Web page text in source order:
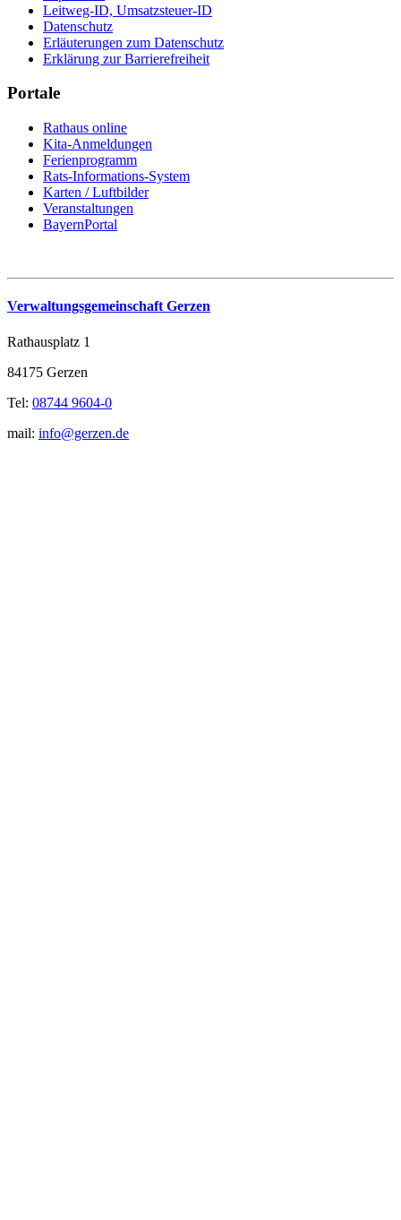
Leitweg-ID, Umsatzsteuer-ID
Datenschutz
Erläuterungen zum Datenschutz
Erklärung zur Barrierefreiheit
Portale
Rathaus online
Kita-Anmeldungen
Ferienprogramm
Rats-Informations-System
Karten / Luftbilder
Veranstaltungen
BayernPortal
Verwaltungsgemeinschaft Gerzen
Rathausplatz 1
84175 Gerzen
Tel: 08744 9604-0
mail: info@gerzen.de